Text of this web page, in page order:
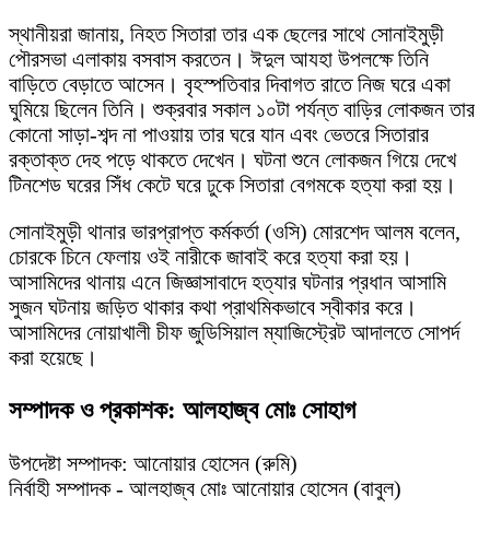
স্থানীয়রা জানায়, নিহত সিতারা তার এক ছেলের সাথে সোনাইমুড়ী
পৌরসভা এলাকায় বসবাস করতেন। ঈদুল আযহা উপলক্ষে তিনি
বাড়িতে বেড়াতে আসেন। বৃহস্পতিবার দিবাগত রাতে নিজ ঘরে একা
ঘুমিয়ে ছিলেন তিনি। শুক্রবার সকাল ১০টা পর্যন্ত বাড়ির লোকজন তার
কোনো সাড়া-শব্দ না পাওয়ায় তার ঘরে যান এবং ভেতরে সিতারার
রক্তাক্ত দেহ পড়ে থাকতে দেখেন। ঘটনা শুনে লোকজন গিয়ে দেখে
টিনশেড ঘরের সিঁধ কেটে ঘরে ঢুকে সিতারা বেগমকে হত্যা করা হয়।
সোনাইমুড়ী থানার ভারপ্রাপ্ত কর্মকর্তা (ওসি) মোরশেদ আলম বলেন,
চোরকে চিনে ফেলায় ওই নারীকে জাবাই করে হত্যা করা হয়।
আসামিদের থানায় এনে জিজ্ঞাসাবাদে হত্যার ঘটনার প্রধান আসামি
সুজন ঘটনায় জড়িত থাকার কথা প্রাথমিকভাবে স্বীকার করে।
আসামিদের নোয়াখালী চীফ জুডিসিয়াল ম্যাজিস্ট্রেট আদালতে সোপর্দ
করা হয়েছে।
সম্পাদক ও প্রকাশক: আলহাজ্ব মোঃ সোহাগ
উপদেষ্টা সম্পাদক: আনোয়ার হোসেন (রুমি)
নির্বাহী সম্পাদক - আলহাজ্ব মোঃ আনোয়ার হোসেন (বাবুল)